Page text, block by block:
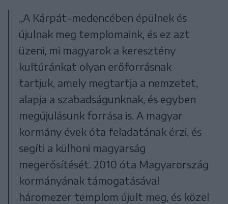
„A Kárpát-medencében épülnek és
újulnak meg templomaink, és ez azt
üzeni, mi magyarok a keresztény
kultúránkat olyan erőforrásnak
tartjuk, amely megtartja a nemzetet,
alapja a szabadságunknak, és egyben
megújulásunk forrása is. A magyar
kormány évek óta feladatának érzi, és
segíti a külhoni magyarság
megerősítését. 2010 óta Magyarország
kormányának támogatásával
háromezer templom újult meg, és közel